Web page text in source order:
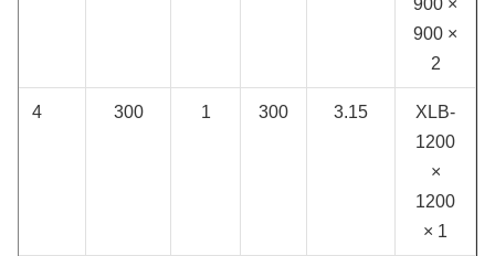
900 ×
900 ×
2
XLB-
1200
×
1200
× 1
3.15
300
1
300
4